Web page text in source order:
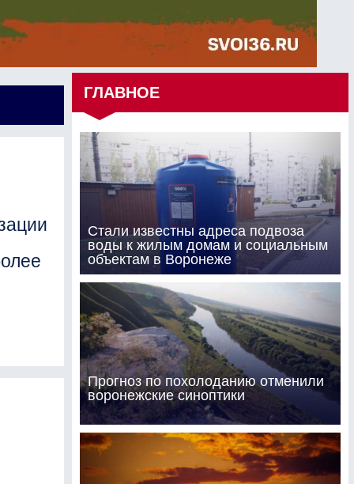
ГЛАВНОЕ
Стали известны адреса подвоза
воды к жилым домам и социальным
объектам в Воронеже
Прогноз по похолоданию отменили
воронежские синоптики